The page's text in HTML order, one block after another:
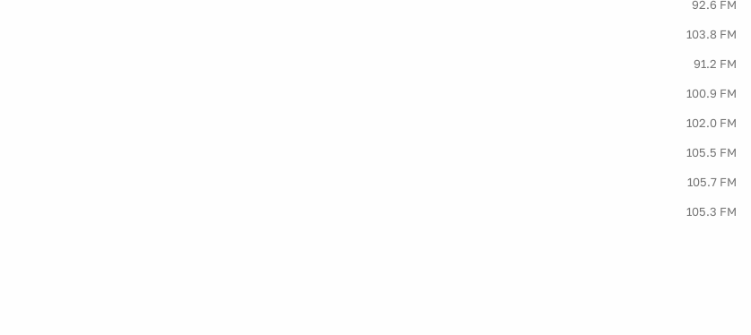
92.6 FM
103.8 FM
91.2 FM
100.9 FM
102.0 FM
105.5 FM
105.7 FM
105.3 FM